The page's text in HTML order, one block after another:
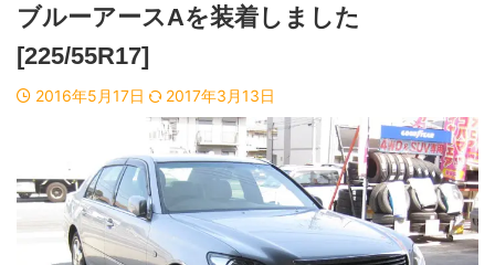
ブルーアースAを装着しました
[225/55R17]
2016年5月17日 2017年3月13日